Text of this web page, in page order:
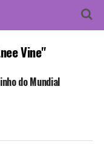
Vine"
do Mundial